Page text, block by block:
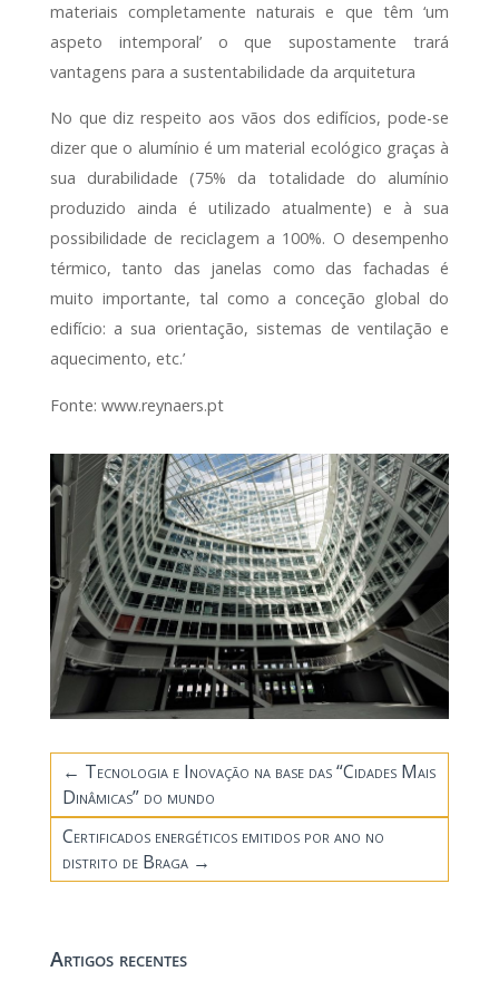
materiais completamente naturais e que têm ‘um
aspeto intemporal’ o que supostamente trará
vantagens para a sustentabilidade da arquitetura
No que diz respeito aos vãos dos edifícios, pode-se
dizer que o alumínio é um material ecológico graças à
sua durabilidade (75% da totalidade do alumínio
produzido ainda é utilizado atualmente) e à sua
possibilidade de reciclagem a 100%. O desempenho
térmico, tanto das janelas como das fachadas é
muito importante, tal como a conceção global do
edifício: a sua orientação, sistemas de ventilação e
aquecimento, etc.’
Fonte: www.reynaers.pt
← Tecnologia e Inovação na base das “Cidades Mais
Dinâmicas” do mundo
Certificados energéticos emitidos por ano no
distrito de Braga→
Artigos recentes